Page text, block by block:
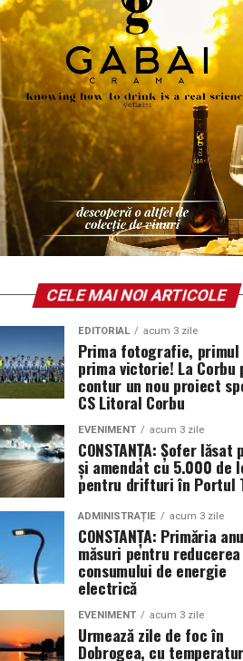
CELE MAI NOI ARTICOLE
EDITORIAL acum 3 zile
Prima fotografie, primul
prima victorie! La Corbu
contur un nou proiect
CS Litoral Corbu
EVENIMENT acum 3 zile
CONSTANȚA: Șofer lăsat
și amendat cu 5.000 de
pentru drifturi în Portul
ADMINISTRAȚIE acum 3 zile
CONSTANȚA: Primăria
măsuri pentru reducerea
consumului de energie
electrică
EVENIMENT acum 3 zile
Urmează zile de foc în
Dobrogea, cu